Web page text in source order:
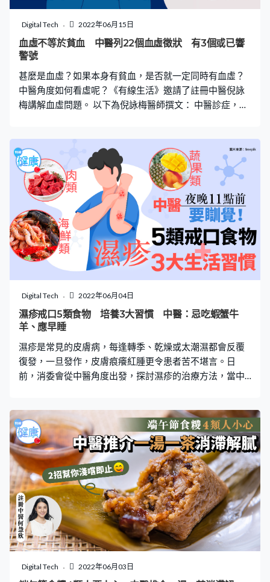
愛吃生冷損傷脾胃，亦是原因之一。 最不值得的就是為了
減肥而盲目節食，最後身體是瘦下來了，可是血亦隨之不
足，形成血虛體質。當我們年紀漸長，腎精虧虛，亦不能
生精化血，因此更年期的女性亦是血虛的「常客」。而大
因。 血虛應該吃什麼呢？ 肉類：牛肉、羊肉、雞肉
Digital Tech 2022年06月15日
血虛不等於貧血 中醫列22個血虛徵狀 有3個或已響
警號
甚麼是血虛？如果本身有貧血，是否就一定同時有血虛？
中醫角度如何看虛呢？《有線生活》邀請了註冊中醫倪詠
梅講解血虛問題。 以下為倪詠梅醫師撰文： 中醫診症，總
有做運動，跑步打波不成問題，不可能有血虛吧？」 尤其
當有病人貧血，經中醫診斷為血虛，更常常有這樣的疑
惑：「醫師，我剛做完體檢，血色素正常啊！怎可能是血
虛啊！」其實，貧血和血虛的徵狀雖然近似，但兩者並非
完全一樣。 45-64歲女性多貧血患者 首先，香港雖然是一
個先進城市，貧血的人士比大家想像中更多。根據香港衛
生署的資料，2014-2015年的人口健康調查顯示，15歲以
上人口之中，有1.3%自稱被西醫確診患有貧血，當中患病
率以45-64歲女性最高，其次為25-44歲女性。衛生署估
計，真實數字應該會更高。 西醫指的貧血，是血液中的血
紅素過低，或紅血球數目過低；而中醫，則會從脈診、舌
診、望診及其他身體表現來診斷。很多時候，血虛的人在
體檢上並未出現貧血的指標，可是在體質及身體表現上已
暈、疲勞、眼花
Digital Tech 2022年06月04日
濕疹戒口5類食物 培養3大習慣 中醫：忌吃蝦蟹牛
羊、應早睡
濕疹是常見的皮膚病，每逢轉季、乾燥或太潮濕都會反覆
復發，一旦發作，皮膚痕癢紅腫更令患者苦不堪言。日
前，消委會從中醫角度出發，探討濕疹的治療方法，當中
濕疹患者大多受「風、濕、熱」等「病邪」困擾，除了戒
食發物之外，黏滯的食物難消化、生冷食物易傷脾胃，濕
疹患者亦只宜淺嘗。以下幾類食物，包括：肉類、海鮮
類、蔬果類等，要特別小心進食，甚至應盡量戒食。 濕疹
患者戒口清單 1. 肉類 牛肉、羊肉、鵝肉 2. 海鮮類 蝦、
蟹、貝殼類、鰻鮮、鱔魚、魚生 3. 蔬果類 竹筍、茄子、韭
菜、芋頭、荔枝、龍眼、榴槤、菠蘿、芒果、蜜桃 4. 飲品
酒、牛奶、凍飲 5. 其他 糯米、辣椒、胡椒、朱古力、煎炸
食物、含酒精的食物 培養3大生活習慣 濕疹患者除了要注
意飲食，亦應培養良好的生活習慣，這樣不但有助控制病
情，更能改善整體健康。 1. 早睡 中醫理論指出，晚上11時
至凌晨3時，是經絡運行至膽肝經的時段，這段時間應處於
Digital Tech 2022年06月03日